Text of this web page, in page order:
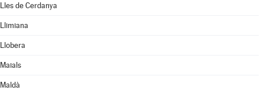
Lles de Cerdanya
Llimiana
Llobera
Maials
Maldà